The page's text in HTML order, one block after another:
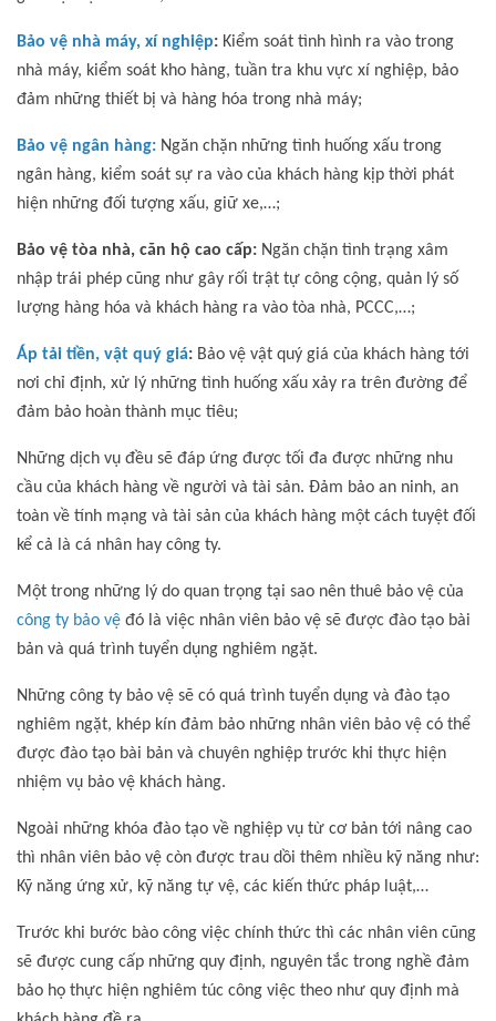
Bảo vệ nhà máy, xí nghiệp: Kiểm soát tình hình ra vào trong
nhà máy, kiểm soát kho hàng, tuần tra khu vực xí nghiệp, bảo
đảm những thiết bị và hàng hóa trong nhà máy;
Bảo vệ ngân hàng: Ngăn chặn những tình huống xấu trong
ngân hàng, kiểm soát sự ra vào của khách hàng kịp thời phát
hiện những đối tượng xấu, giữ xe,…;
Bảo vệ tòa nhà, căn hộ cao cấp: Ngăn chặn tình trạng xâm
nhập trái phép cũng như gây rối trật tự công cộng, quản lý số
lượng hàng hóa và khách hàng ra vào tòa nhà, PCCC,…;
Áp tải tiền, vật quý giá: Bảo vệ vật quý giá của khách hàng tới
nơi chỉ định, xử lý những tình huống xấu xảy ra trên đường để
đảm bảo hoàn thành mục tiêu;
Những dịch vụ đều sẽ đáp ứng được tối đa được những nhu
cầu của khách hàng về người và tài sản. Đảm bảo an ninh, an
toàn về tính mạng và tài sản của khách hàng một cách tuyệt đối
kể cả là cá nhân hay công ty.
Một trong những lý do quan trọng tại sao nên thuê bảo vệ của
công ty bảo vệ đó là việc nhân viên bảo vệ sẽ được đào tạo bài
bản và quá trình tuyển dụng nghiêm ngặt.
Những công ty bảo vệ sẽ có quá trình tuyển dụng và đào tạo
nghiêm ngặt, khép kín đảm bảo những nhân viên bảo vệ có thể
được đào tạo bài bản và chuyên nghiệp trước khi thực hiện
nhiệm vụ bảo vệ khách hàng.
Ngoài những khóa đào tạo về nghiệp vụ từ cơ bản tới nâng cao
thì nhân viên bảo vệ còn được trau dồi thêm nhiều kỹ năng như:
Kỹ năng ứng xử, kỹ năng tự vệ, các kiến thức pháp luật,…
Trước khi bước bào công việc chính thức thì các nhân viên cũng
sẽ được cung cấp những quy định, nguyên tắc trong nghề đảm
bảo họ thực hiện nghiêm túc công việc theo như quy định mà